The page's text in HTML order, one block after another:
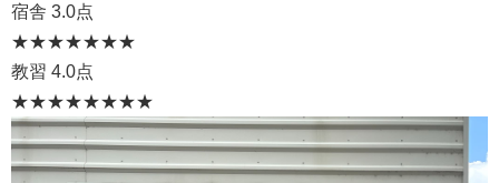
宿舎 3.0点
★★★★★★★
教習 4.0点
★★★★★★★★